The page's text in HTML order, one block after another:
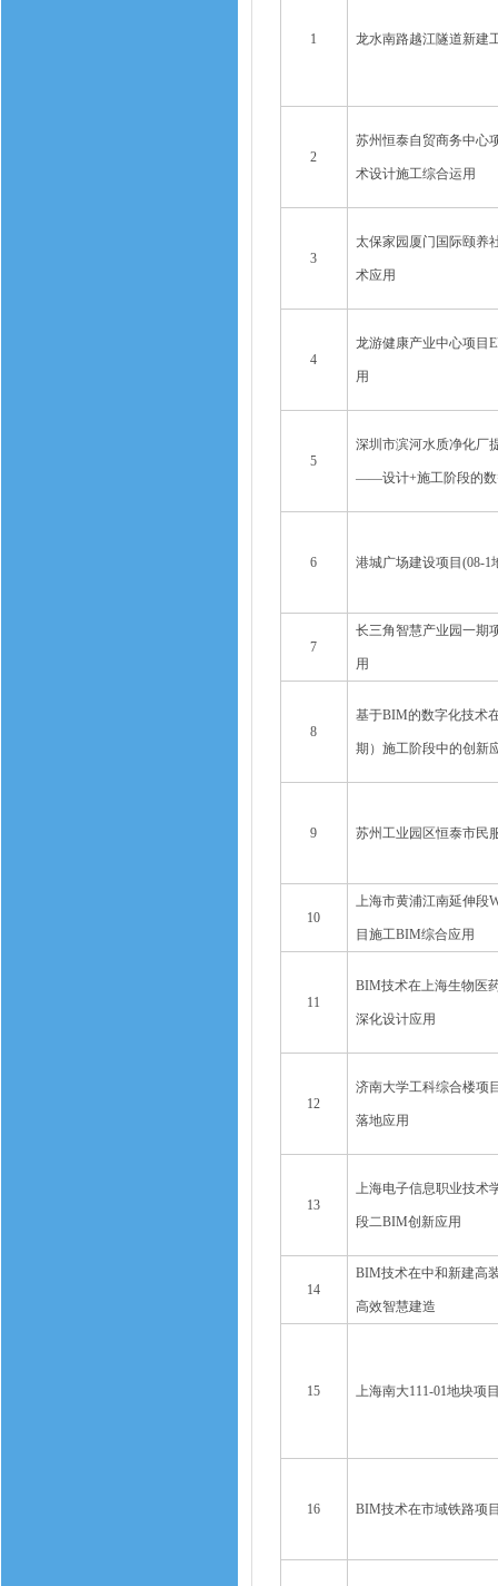
1 龙水南路越江隧道新建
2
苏州恒泰自贸商务中心
术设计施工综合运用
3
太保家园厦门国际颐养
术应用
4
龙游健康产业中心项目
用
5
深圳市滨河水质净化厂
——设计+施工阶段的数
6 港城广场建设项目(08-1
7
长三角智慧产业园一期
用
8
基于BIM的数字化技术
期）施工阶段中的创新
9 苏州工业园区恒泰市民
10
上海市黄浦江南延伸段
目施工BIM综合应用
11
BIM技术在上海生物医
深化设计应用
12
济南大学工科综合楼项
落地应用
13
上海电子信息职业技术
段二BIM创新应用
14
BIM技术在中和新建高
高效智慧建造
15 上海南大111-01地块项
16 BIM技术在市域铁路项